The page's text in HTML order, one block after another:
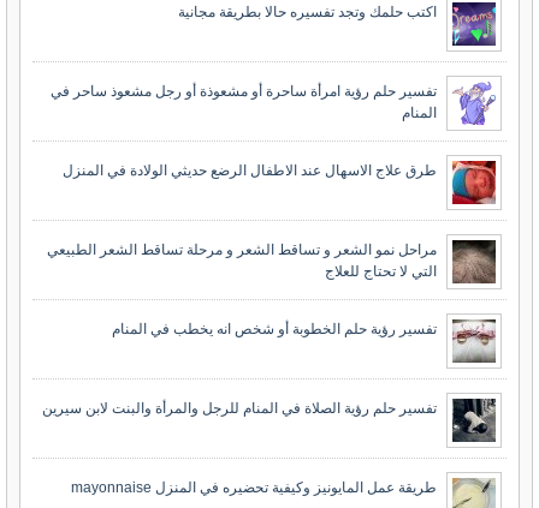
اكتب حلمك وتجد تفسيره حالا بطريقة مجانية
تفسير حلم رؤية امرأة ساحرة أو مشعوذة أو رجل مشعوذ ساحر في
المنام
طرق علاج الاسهال عند الاطفال الرضع حديثي الولادة في المنزل
مراحل نمو الشعر و تساقط الشعر و مرحلة تساقط الشعر الطبيعي
التي لا تحتاج للعلاج
تفسير رؤية حلم الخطوبة أو شخص انه يخطب في المنام
تفسير حلم رؤية الصلاة في المنام للرجل والمرأة والبنت لابن سيرين
طريقة عمل المايونيز وكيفية تحضيره في المنزل mayonnaise